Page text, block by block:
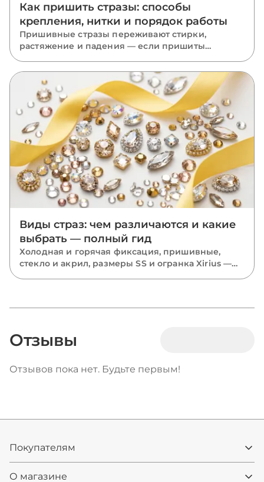
Как пришить стразы: способы
крепления, нитки и порядок работы
Пришивные стразы переживают стирки,
растяжение и падения — если пришиты
вести стежки через отверстия, чем отличается
крепление капли, риволи и ромба и какие
ошибки роняют камни.
Виды страз: чем различаются и какие
выбрать — полный гид
Холодная и горячая фиксация, пришивные,
стекло и акрил, размеры SS и огранка Xirius —
Отзывы
Отзывов пока нет. Будьте первым!
Покупателям
О магазине